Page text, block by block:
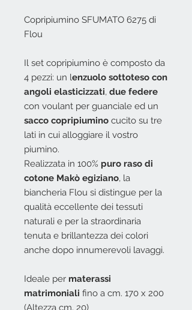
Copripiumino SFUMATO 6275 di
Flou
Il set copripiumino è composto da
4 pezzi: un lenzuolo sottoteso con
angoli elasticizzati, due federe
con voulant per guanciale ed un
sacco copripiumino cucito su tre
lati in cui alloggiare il vostro
piumino.
Realizzata in 100% puro raso di
cotone Makò egiziano, la
biancheria Flou si distingue per la
qualità eccellente dei tessuti
naturali e per la straordinaria
tenuta e brillantezza dei colori
anche dopo innumerevoli lavaggi.
Ideale per materassi
matrimoniali fino a cm. 170 x 200